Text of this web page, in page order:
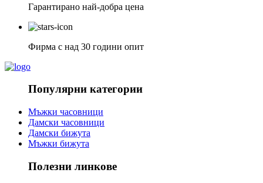
Гарантирано най-добра цена
Фирма с над 30 години опит
Популярни категории
Мъжки часовници
Дамски часовници
Дамски бижута
Мъжки бижута
Полезни линкове